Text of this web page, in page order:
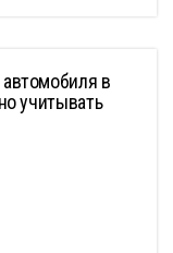
в
учитывать